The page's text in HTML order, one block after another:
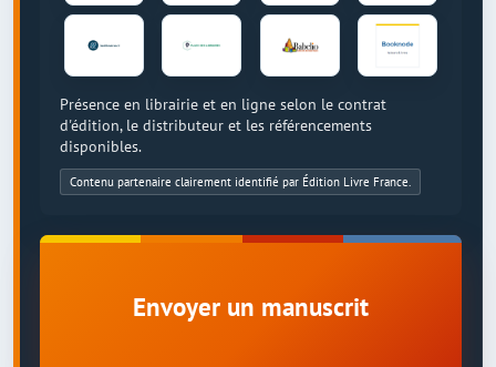
Présence en librairie et en ligne selon le contrat
d'édition, le distributeur et les référencements
disponibles.
Contenu partenaire clairement identifié par Édition Livre France.
Envoyer un manuscrit